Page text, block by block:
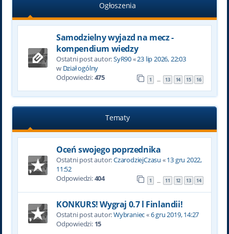
Ogłoszenia
Samodzielny wyjazd na mecz -
kompendium wiedzy
Ostatni post autor:SyR90«23 lip 2026, 22:03
w Dział ogólny
Odpowiedzi:475 1 … 13 14 15 16
Tematy
Oceń swojego poprzednika
Ostatni post autor:CzarodziejCzasu «13 gru 2022,
11:52
Odpowiedzi:404 1 … 11 12 13 14
KONKURS! Wygraj 0.7 l Finlandii!
Ostatni post autor:Wybraniec«6 gru 2019, 14:27
Odpowiedzi: 15